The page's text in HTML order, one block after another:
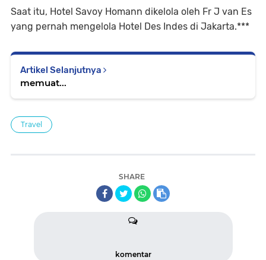
Saat itu, Hotel Savoy Homann dikelola oleh Fr J van Es
yang pernah mengelola Hotel Des Indes di Jakarta.***
Artikel Selanjutnya
memuat...
Travel
SHARE
komentar